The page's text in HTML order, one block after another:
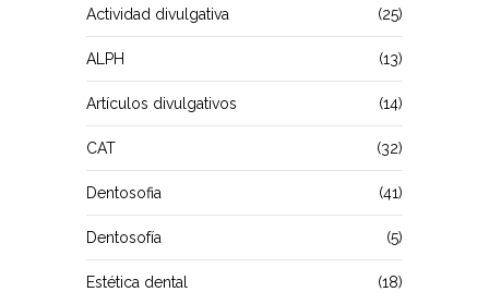
Actividad divulgativa (25)
ALPH (13)
Artículos divulgativos (14)
CAT (32)
Dentosofia (41)
Dentosofía (5)
Estética dental (18)